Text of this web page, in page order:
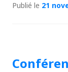
Publié le 21